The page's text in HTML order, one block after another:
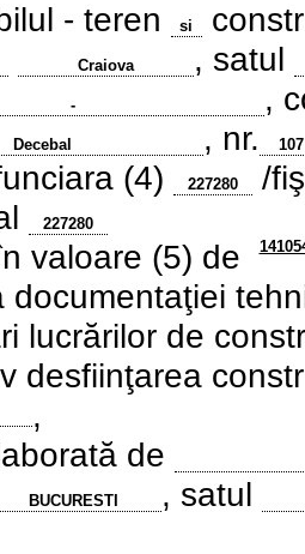
- teren si
Craiova , satul
- ,
Decebal , nr. 107
(4) 227280
/
227280
valoare (5) de
documentaţiei
lucrărilor de
desfiinţarea
,
de
BUCURESTI , satul